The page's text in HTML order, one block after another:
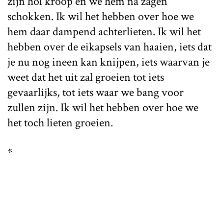
schokken. Ik wil het hebben over hoe we
hem daar dampend achterlieten. Ik wil het
hebben over de eikapsels van haaien, iets dat
je nu nog ineen kan knijpen, iets waarvan je
weet dat het uit zal groeien tot iets
gevaarlijks, tot iets waar we bang voor
zullen zijn. Ik wil het hebben over hoe we
het toch lieten groeien.
*